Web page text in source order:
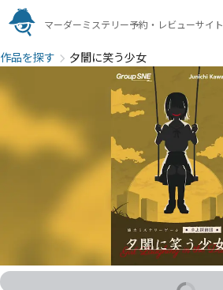
マーダーミステリー予約・レビューサイト
作品を探す 夕闇に笑う少女